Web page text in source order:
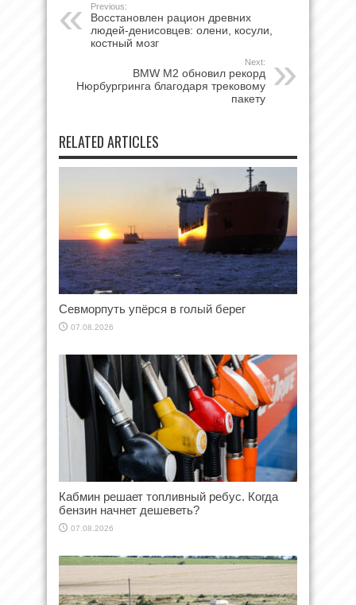
Previous:
Восстановлен рацион древних
людей-денисовцев: олени, косули,
костный мозг
Next:
BMW M2 обновил рекорд
Нюрбургринга благодаря трековому
пакету
RELATED ARTICLES
Севморпуть упёрся в голый берег
07.08.2026
Кабмин решает топливный ребус. Когда
бензин начнет дешеветь?
07.08.2026